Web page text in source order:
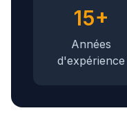
15+
Années
d'expérience